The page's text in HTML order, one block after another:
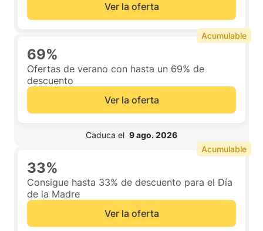
Ver la oferta
69%
Ofertas de verano con hasta un 69% de
descuento
Ver la oferta
Caduca el 9 ago. 2026
Acumulable
33%
Consigue hasta 33% de descuento para el Día
de la Madre
Ver la oferta
Acumulable